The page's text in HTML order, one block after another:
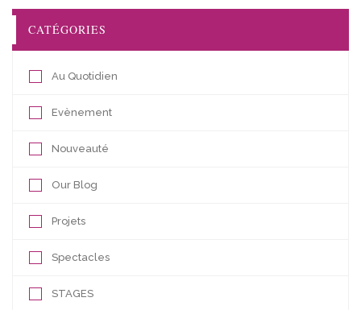
CATÉGORIES
Au Quotidien
Evènement
Nouveauté
Our Blog
Projets
Spectacles
STAGES